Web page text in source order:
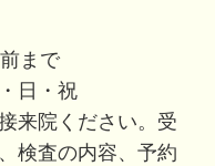
まで
日・祝
来院ください。受
検査の内容、予約